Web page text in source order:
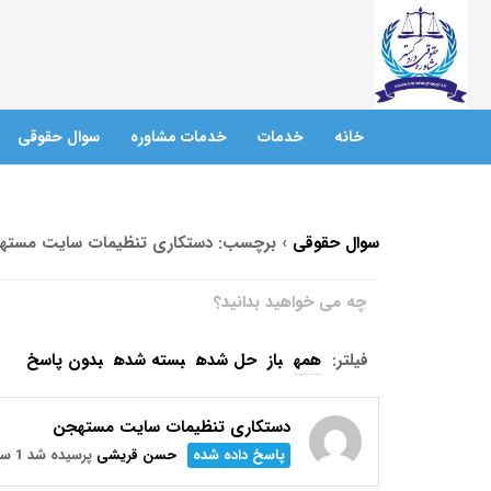
خانه خدمات خدمات مشاوره سوال حقوقی
سوال حقوقی › برچسب: دستکاری تنظیمات سایت
فیلتر: همه باز حل شده بسته شده بدون پاسخ
دستکاری تنظیمات سایت مستهجن
پاسخ داده شده حسن قریشی پرسیده شد 1 سال پیش